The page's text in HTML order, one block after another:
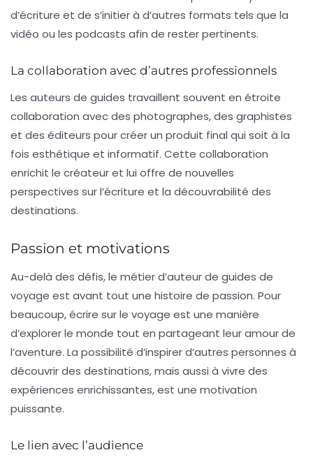
d’écriture et de s’initier à d’autres formats tels que la
vidéo ou les podcasts afin de rester pertinents.
La collaboration avec d’autres professionnels
Les auteurs de guides travaillent souvent en étroite
collaboration avec des photographes, des graphistes
et des éditeurs pour créer un produit final qui soit à la
fois esthétique et informatif. Cette collaboration
enrichit le créateur et lui offre de nouvelles
perspectives sur l’écriture et la découvrabilité des
destinations.
Passion et motivations
Au-delà des défis, le métier d’auteur de guides de
voyage est avant tout une histoire de passion. Pour
beaucoup, écrire sur le voyage est une manière
d’explorer le monde tout en partageant leur amour de
l’aventure. La possibilité d’inspirer d’autres personnes à
découvrir des destinations, mais aussi à vivre des
expériences enrichissantes, est une motivation
puissante.
Le lien avec l’audience